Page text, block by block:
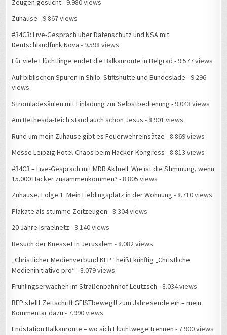
Zeugen gesucht- 9.980 views
Zuhause - 9.867 views
#34C3: Live-Gespräch über Datenschutz und NSA mit
Deutschlandfunk Nova - 9.598 views
Für viele Flüchtlinge endet die Balkanroute in Belgrad - 9.577 views
Auf biblischen Spuren in Shilo: Stiftshütte und Bundeslade - 9.296
views
Stromladesäulen mit Einladung zur Selbstbedienung - 9.043 views
Am Bethesda-Teich stand auch schon Jesus - 8.901 views
Rund um mein Zuhause gibt es Feuerwehreinsätze - 8.869 views
Messe Leipzig Hotel-Chaos beim Hacker-Kongress - 8.813 views
#34C3 – Live-Gespräch mit MDR Aktuell: Wie ist die Stimmung, wenn
15.000 Hacker zusammenkommen? - 8.805 views
Zuhause, Folge 1: Mein Lieblingsplatz in der Wohnung - 8.710 views
Plakate als stumme Zeitzeugen - 8.304 views
20 Jahre Israelnetz - 8.140 views
Besuch der Knesset in Jerusalem - 8.082 views
„Christlicher Medienverbund KEP“ heißt künftig „Christliche
Medieninitiative pro“ - 8.079 views
Frühlingserwachen im Straßenbahnhof Leutzsch - 8.034 views
BFP stellt Zeitschrift GEISTbewegt! zum Jahresende ein – mein
Kommentar dazu - 7.990 views
Endstation Balkanroute – wo sich Fluchtwege trennen - 7.900 views